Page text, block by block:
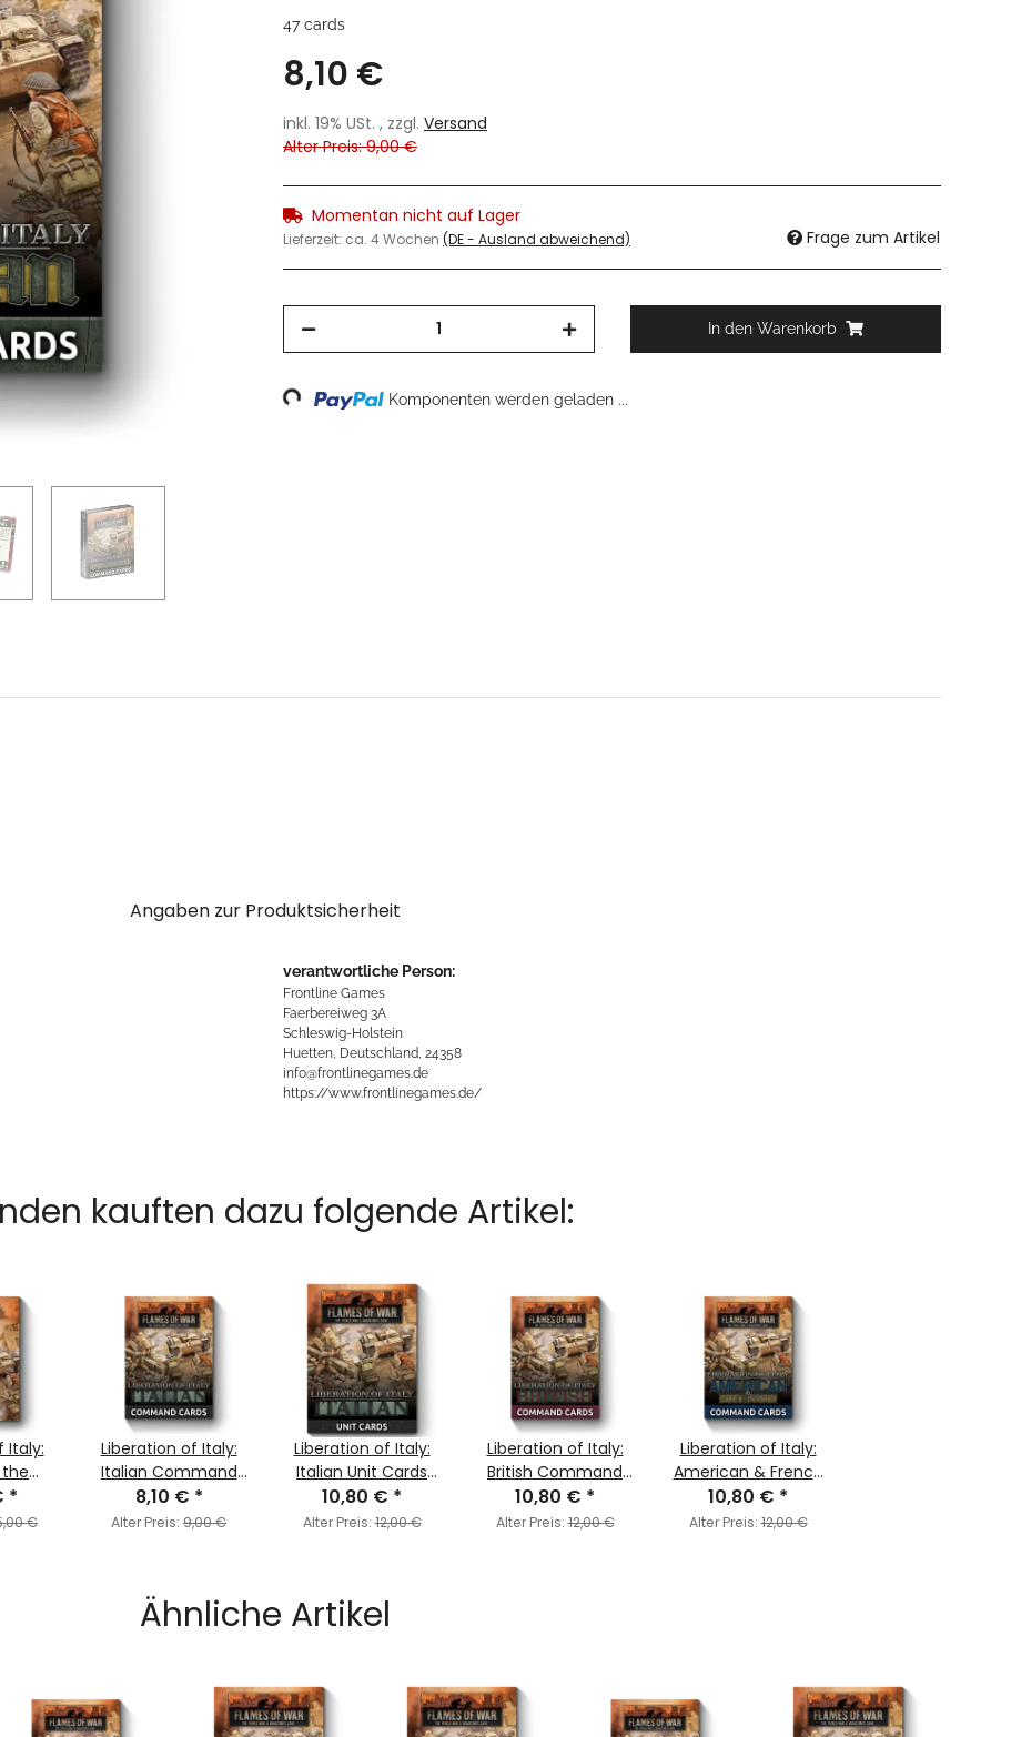
47 cards
8,10 €
inkl. 19% USt. , zzgl. Versand
Alter Preis: 9,00 €
Momentan nicht auf Lager
Lieferzeit: ca. 4 Wochen (DE - Ausland abweichend) Frage zum Artikel
In den Warenkorb
Loading... Komponenten werden geladen ...
Angaben zur Produktsicherheit
verantwortliche Person:
Frontline Games
Faerbereiweg 3A
Schleswig-Holstein
Huetten, Deutschland, 24358
info@frontlinegames.de
https://www.frontlinegames.de/
kauften dazu folgende Artikel:
Italy:
free
*
€
Liberation of Italy:
Italian Command
Cards (Axis & Allied)
8,10 € *
Alter Preis: 9,00 €
Liberation of Italy:
Italian Unit Cards
(Axis & Allied)
10,80 € *
Alter Preis:12,00 €
Liberation of Italy:
British Command
Cards
10,80 € *
Alter Preis:12,00 €
Liberation of Italy:
American & French
Command Cards
10,80 € *
Alter Preis:12,00 €
Ähnliche Artikel